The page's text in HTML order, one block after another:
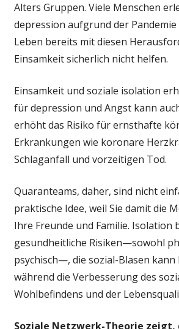
Alters Gruppen. Viele Menschen
depression aufgrund der
Leben bereits mit diesen
Einsamkeit sicherlich nicht helfen.
Einsamkeit und soziale isolation
für depression und Angst kann
erhöht das Risiko für ernsthafte
Erkrankungen wie koronare
Schlaganfall und vorzeitigen Tod.
Quaranteams, daher, sind nicht
praktische Idee, weil Sie damit die
Ihre Freunde und Familie.
gesundheitliche Risiken—sowohl
psychisch—, die sozial-Blasen
während die Verbesserung des
Wohlbefindens und der
Soziale Netzwerk-Theorie zeigt,